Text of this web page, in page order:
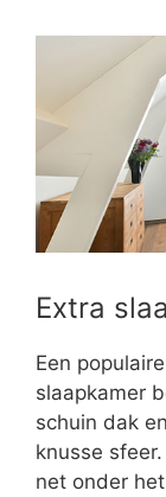
Extra
Een
slaapkamer
schuin dak
knusse
net onder